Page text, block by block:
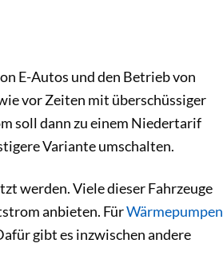
E-Autos und den Betrieb von
vor Zeiten mit überschüssiger
soll dann zu einem Niedertarif
Variante umschalten.
werden. Viele dieser Fahrzeuge
anbieten. FürWärmepumpen
gibt es inzwischen andere